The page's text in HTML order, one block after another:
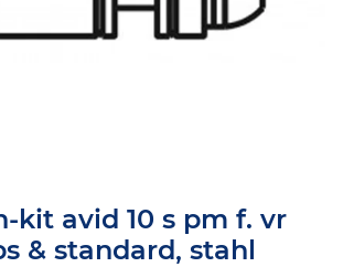
kit avid 10 s pm f. vr
& standard, stahl